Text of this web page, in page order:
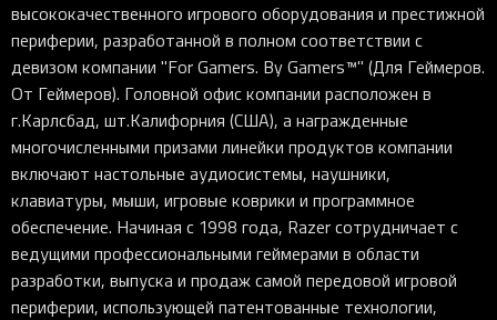
высококачественного игрового оборудования и престижной
периферии, разработанной в полном соответствии с
девизом компании "For Gamers. By Gamers™" (Для Геймеров.
От Геймеров). Головной офис компании расположен в
г.Карлсбад, шт.Калифорния (США), а награжденные
многочисленными призами линейки продуктов компании
включают настольные аудиосистемы, наушники,
клавиатуры, мыши, игровые коврики и программное
обеспечение. Начиная с 1998 года, Razer сотрудничает с
ведущими профессиональными геймерами в области
разработки, выпуска и продаж самой передовой игровой
периферии, использующей патентованные технологии,